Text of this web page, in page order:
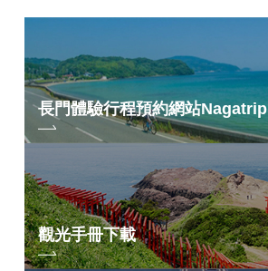
長門體驗行程預約網站Nagatrip
觀光手冊下載